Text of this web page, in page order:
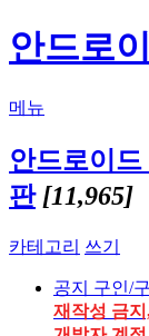
안드로
메뉴
안드로이드
판 [11,965]
카테고리 쓰기
공지 구인/
재작성 금